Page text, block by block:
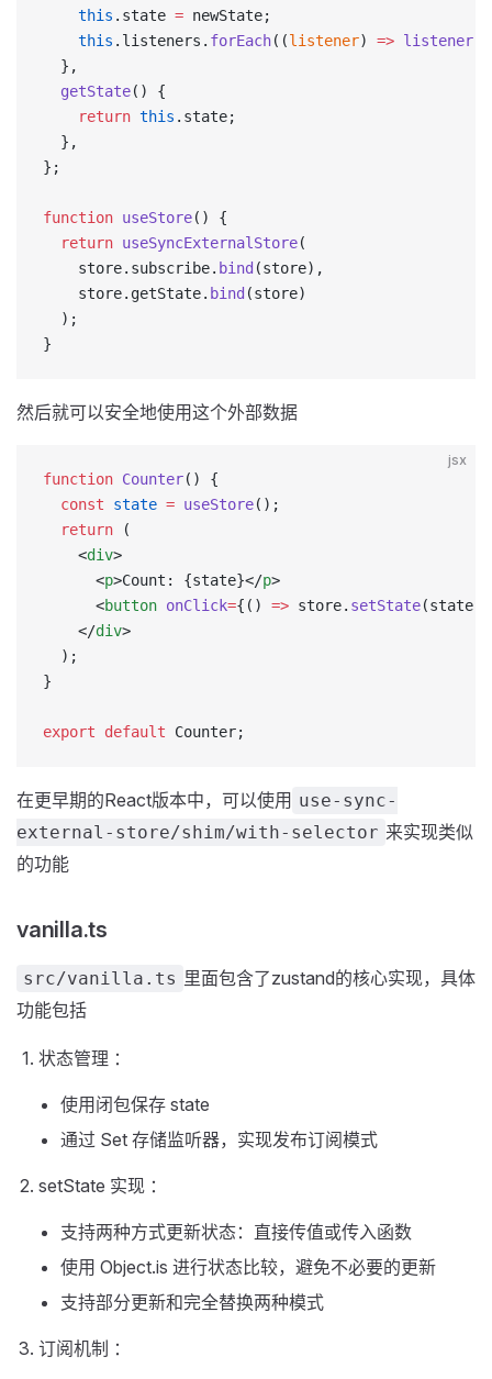
    this
.state = newState;
    this
.listeners. forEach((listener) => listener
  },
  getState
() {
    return
this .state;
  },
};
function useStore() {
  return
useSyncExternalStore(
    store.subscribe.
bind (store),
    store.getState.
bind (store)
  );
}
然后就可以安全地使用这个外部数据
jsx
function Counter() {
  const
state = useStore();
  return
(
    <
div>
      <
p>Count: {state}</p>
      <
button onClick={() => store. setState(state
    </
div>
  );
}
export default Counter;
在更早期的React版本中，可以使用 use-sync-
external-store/shim/with-selector 来实现类似
的功能
vanilla.ts
src/vanilla.ts 里面包含了zustand的核心实现，具体
功能包括
状态管理 ：
使用闭包保存 state
通过 Set 存储监听器，实现发布订阅模式
setState 实现 ：
支持两种方式更新状态：直接传值或传入函数
使用 Object.is 进行状态比较，避免不必要的更新
支持部分更新和完全替换两种模式
订阅机制 ：